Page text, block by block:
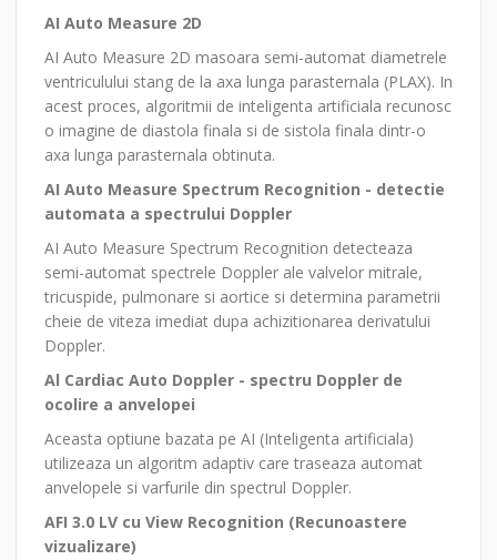
AI Auto Measure 2D
AI Auto Measure 2D masoara semi-automat diametrele
ventriculului stang de la axa lunga parasternala (PLAX). In
acest proces, algoritmii de inteligenta artificiala recunosc
o imagine de diastola finala si de sistola finala dintr-o
axa lunga parasternala obtinuta.
AI Auto Measure Spectrum Recognition - detectie
automata a spectrului Doppler
AI Auto Measure Spectrum Recognition detecteaza
semi-automat spectrele Doppler ale valvelor mitrale,
tricuspide, pulmonare si aortice si determina parametrii
cheie de viteza imediat dupa achizitionarea derivatului
Doppler.
Al Cardiac Auto Doppler - spectru Doppler de
ocolire a anvelopei
Aceasta optiune bazata pe AI (Inteligenta artificiala)
utilizeaza un algoritm adaptiv care traseaza automat
anvelopele si varfurile din spectrul Doppler.
AFI 3.0 LV cu View Recognition (Recunoastere
vizualizare)